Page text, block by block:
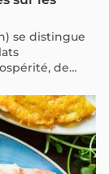
se distingue
de